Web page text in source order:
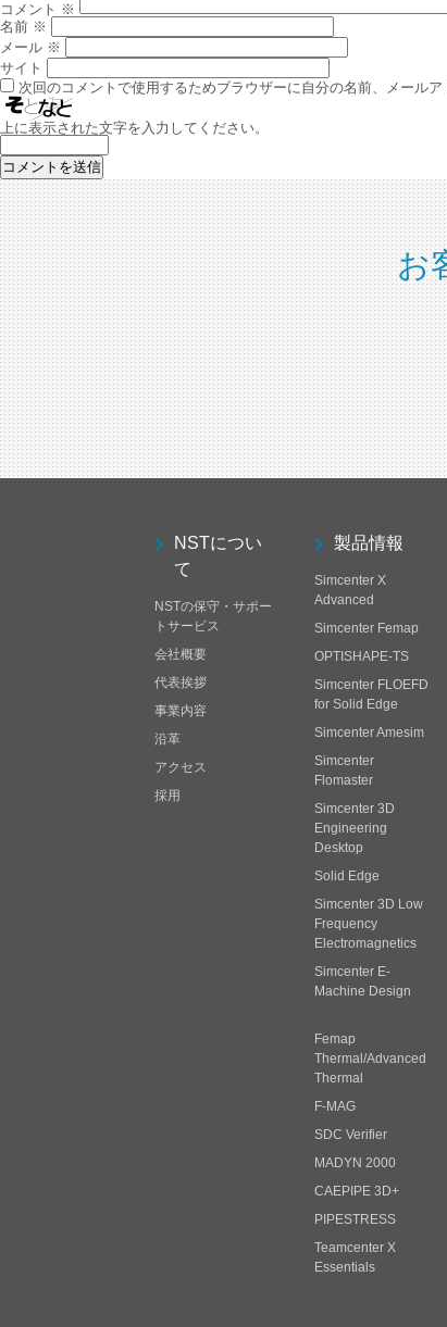
コメント ※
名前 ※
メール ※
サイト
次回のコメントで使用するためブラウザーに自分の名前、メールア
上に表示された文字を入力してください。
お
NSTについ
て
NSTの保守・サポー
トサービス
会社概要
代表挨拶
事業内容
沿革
アクセス
採用
製品情報
Simcenter X
Advanced
Simcenter Femap
OPTISHAPE-TS
Simcenter FLOEFD
for Solid Edge
Simcenter Amesim
Simcenter
Flomaster
Simcenter 3D
Engineering
Desktop
Solid Edge
Simcenter 3D Low
Frequency
Electromagnetics
Simcenter E-
Machine Design
Femap
Thermal/Advanced
Thermal
F-MAG
SDC Verifier
MADYN 2000
CAEPIPE 3D+
PIPESTRESS
Teamcenter X
Essentials